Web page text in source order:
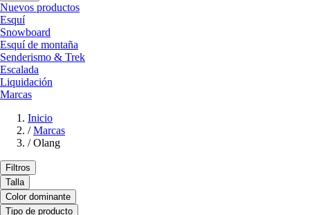
Nuevos productos
Esquí
Snowboard
Esquí de montaña
Senderismo & Trek
Escalada
Liquidación
Marcas
Inicio
/ Marcas
/ Olang
Filtros
Talla
Color dominante
Tipo de producto